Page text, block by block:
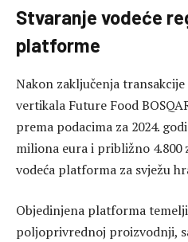
Stvaranje vodeće
platforme
Nakon zaključenja
vertikala Future Food
prema podacima za 2024.
miliona eura i približno 4.800
vodeća platforma za svježu
Objedinjena platforma
poljoprivrednoj proizvodnji,